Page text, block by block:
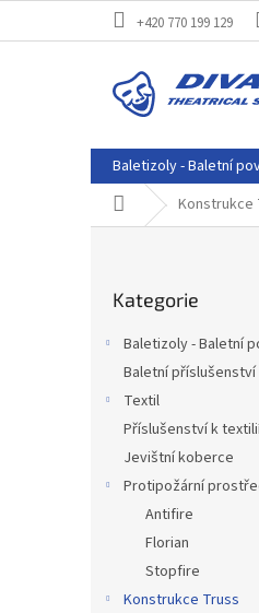
+420 770 199 129
Baletizoly - Baletní
Domů Konstrukce
kategorie
Kategorie
Baletizoly - Baletní
Baletní příslušenství
Textil
Příslušenství k
Jevištní koberce
Protipožární
Antifire
Florian
Stopfire
Konstrukce Truss